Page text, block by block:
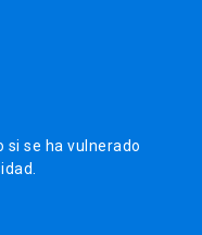
si se ha vulnerado